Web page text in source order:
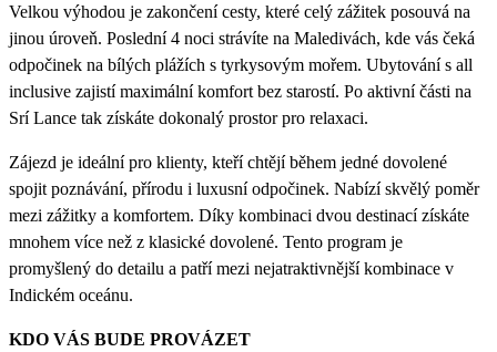
Velkou výhodou je zakončení cesty, které celý zážitek posouvá na
jinou úroveň. Poslední 4 noci strávíte na Maledivách, kde vás čeká
odpočinek na bílých plážích s tyrkysovým mořem. Ubytování s all
inclusive zajistí maximální komfort bez starostí. Po aktivní části na
Srí Lance tak získáte dokonalý prostor pro relaxaci.
Zájezd je ideální pro klienty, kteří chtějí během jedné dovolené
spojit poznávání, přírodu i luxusní odpočinek. Nabízí skvělý poměr
mezi zážitky a komfortem. Díky kombinaci dvou destinací získáte
mnohem více než z klasické dovolené. Tento program je
promyšlený do detailu a patří mezi nejatraktivnější kombinace v
Indickém oceánu.
KDO VÁS BUDE PROVÁZET